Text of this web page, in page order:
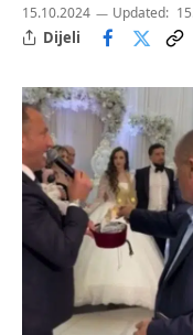
15.10.2024 Updated:
Dijeli